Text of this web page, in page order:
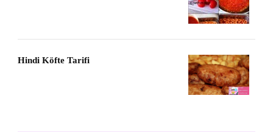
Hindi Köfte Tarifi